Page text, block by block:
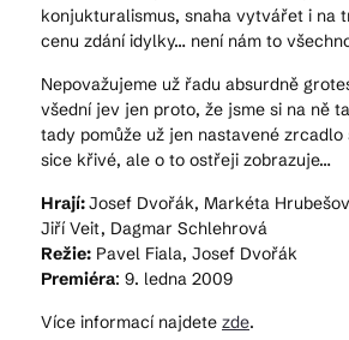
konjukturalismus, snaha vytvářet i na
cenu zdání idylky… není nám to
Nepovažujeme už řadu absurdně
všední jev jen proto, že jsme si na ně
tady pomůže už jen nastavené
sice křivé, ale o to ostřeji zobrazuje…
Hrají:Josef Dvořák, Markéta
Jiří Veit, Dagmar Schlehrová
Režie: Pavel Fiala, Josef Dvořák
Premiéra: 9. ledna 2009
Více informací najdete zde.